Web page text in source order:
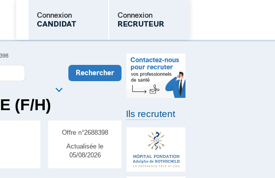
Connexion
CANDIDAT
Connexion
RECRUTEUR
Mot de passe oublié
(F/H)
Offre n°2688398
Actualisée le
05/08/2026
Ils recrutent